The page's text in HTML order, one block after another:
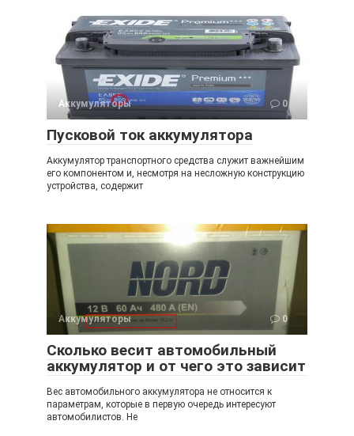
Аккумуляторы 0
Пусковой ток аккумулятора
Аккумулятор транспортного средства служит важнейшим
его компонентом и, несмотря на несложную конструкцию
устройства, содержит
Аккумуляторы 0
Cколько весит автомобильный
аккумулятор и от чего это зависит
Вес автомобильного аккумулятора не относится к
параметрам, которые в первую очередь интересуют
автомобилистов. Не